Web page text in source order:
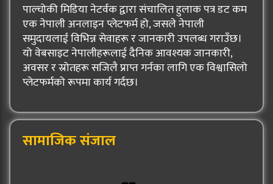
पाल्चोकी मिडिया नेटर्वक द्वारा संचालित हुलाक पत्र डट कम
एक नेपाली अनलाइन प्लेटफर्म हो, जसले नेपाली
समुदायलाई विभिन्न सेवाहरू र जानकारी उपलब्ध गराउँछ।
यो वेबसाइट नेपालीहरूलाई दैनिक आवश्यक जानकारी,
अवसर र स्रोतहरू सजिलै प्राप्त गर्नका लागि एक विश्वासिलो
प्लेटफर्मको रूपमा कार्य गर्दछ।
सामाजिक संजाल